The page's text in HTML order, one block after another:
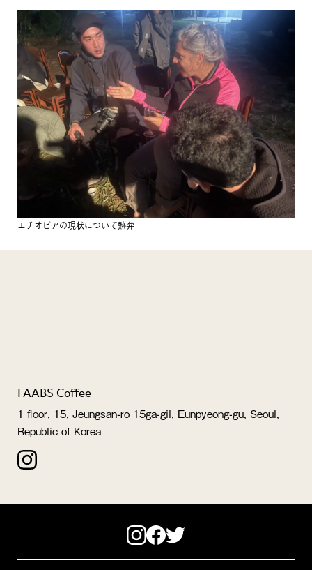
エチオピアの現状について熱弁
FAABS Coffee
1 floor, 15, Jeungsan-ro 15ga-gil, Eunpyeong-gu, Seoul,
Republic of Korea